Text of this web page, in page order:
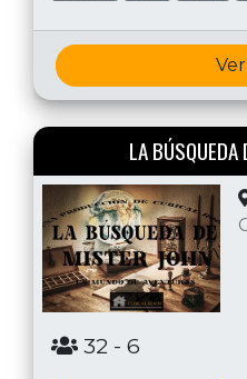
LA BÚSQUEDA
32 - 6